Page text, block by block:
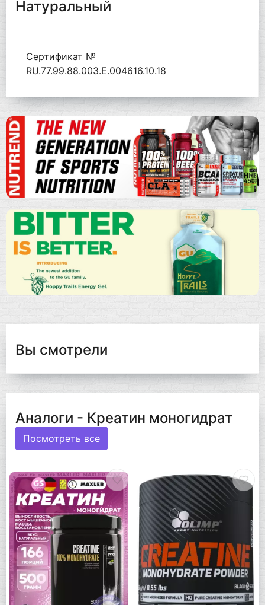
Натуральный
Сертификат №
RU.77.99.88.003.Е.004616.10.18
Вы смотрели
Аналоги - Креатин моногидрат
Посмотреть все